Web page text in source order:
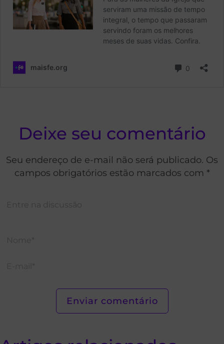
Deixe seu comentário
Seu endereço de e-mail não será publicado. Os
campos obrigatórios estão marcados com *